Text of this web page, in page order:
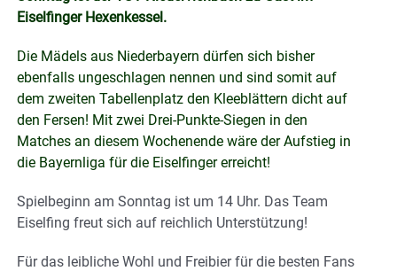
Eiselfinger Hexenkessel.
Die Mädels aus Niederbayern dürfen sich bisher
ebenfalls ungeschlagen nennen und sind somit auf
dem zweiten Tabellenplatz den Kleeblättern dicht auf
den Fersen! Mit zwei Drei-Punkte-Siegen in den
Matches an diesem Wochenende wäre der Aufstieg in
die Bayernliga für die Eiselfinger erreicht!
Spielbeginn am Sonntag ist um 14 Uhr. Das Team
Eiselfing freut sich auf reichlich Unterstützung!
Für das leibliche Wohl und Freibier für die besten Fans